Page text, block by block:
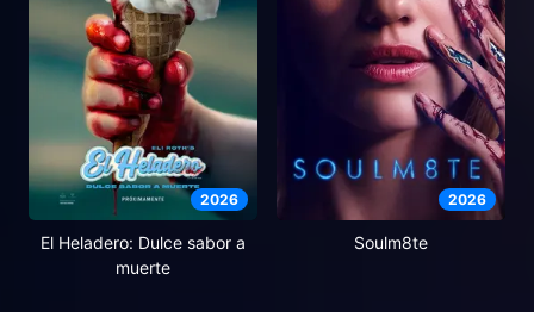
2026
El Heladero: Dulce sabor a
muerte
2026
Soulm8te